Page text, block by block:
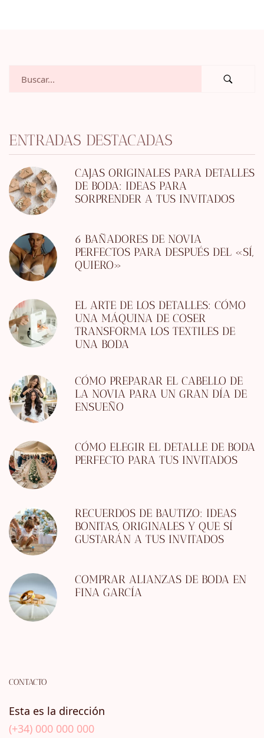
ENTRADAS DESTACADAS
CAJAS ORIGINALES PARA DETALLES
DE BODA: IDEAS PARA
SORPRENDER A TUS INVITADOS
6 BAÑADORES DE NOVIA
PERFECTOS PARA DESPUÉS DEL «SÍ,
QUIERO»
EL ARTE DE LOS DETALLES: CÓMO
UNA MÁQUINA DE COSER
TRANSFORMA LOS TEXTILES DE
UNA BODA
CÓMO PREPARAR EL CABELLO DE
LA NOVIA PARA UN GRAN DÍA DE
ENSUEÑO
CÓMO ELEGIR EL DETALLE DE BODA
PERFECTO PARA TUS INVITADOS
RECUERDOS DE BAUTIZO: IDEAS
BONITAS, ORIGINALES Y QUE SÍ
GUSTARÁN A TUS INVITADOS
COMPRAR ALIANZAS DE BODA EN
FINA GARCÍA
CONTACTO
Esta es la dirección
(+34) 000 000 000